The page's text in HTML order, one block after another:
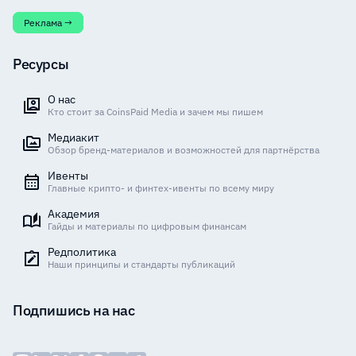
Реклама →
Ресурсы
О нас
Кто стоит за CoinsPaid Media и зачем мы пишем
Медиакит
Обзор бренд-материалов и возможностей для партнёрства
Ивенты
Главные крипто- и финтех-ивенты по всему миру
Академия
Гайды и материалы по цифровым финансам
Редполитика
Наши принципы и стандарты публикаций
Подпишись на нас